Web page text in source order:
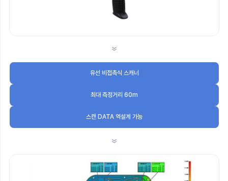
»
유선 비접촉식 스캐너
최대 측정거리 60m
스캔 DATA 역설계 가능
»